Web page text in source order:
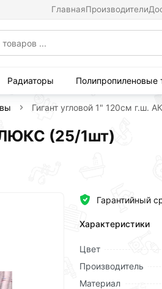
ГлавнаяПроизводители
Радиаторы Полипропиленовые
Гигант угловой 1" 120см г.ш.
(25/1шт)
Гарантийный
Характеристики
Цвет
Производитель
Материал